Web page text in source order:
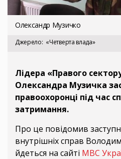
Олександр Музичко
Джерело «Четверта влада»
Лідера «Правого
Олександра Музичка
правоохоронці під час
затримання.
Про це повідомив
внутрішніх справ
йдеться на сайті МВС